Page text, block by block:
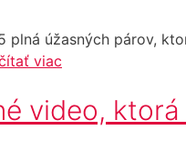
plná úžasných párov,
viac
video,